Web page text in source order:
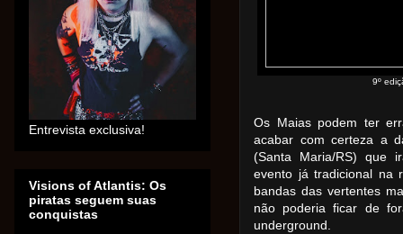
9º
Os Maias podem ter
acabar com certeza a
(Santa Maria/RS) que
evento já tradicional na
bandas das vertentes
não poderia ficar de
underground.
Entrevista exclusiva!
Visions of Atlantis: Os
piratas seguem suas
conquistas